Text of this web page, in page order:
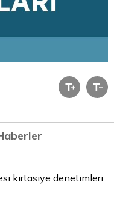
kırtasiye denetimleri